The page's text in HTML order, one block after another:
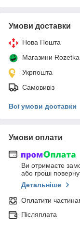
Умови доставки
Нова Пошта
Магазини Rozetka
Укрпошта
Самовивіз
Всі умови доставки
Умови оплати
Ви отримаєте
або гроші
Детальніше
Оплатити
Післяплата